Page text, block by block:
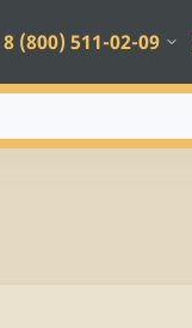
8 (800) 511-02-09